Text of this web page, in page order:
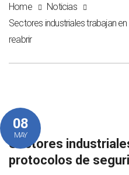
Home
Noticias
Sectores industriales trabajan
reabrir
08
MAY
Sectores
protocolos de